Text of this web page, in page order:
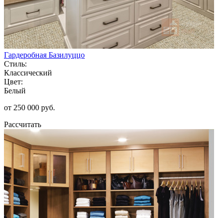
Гардеробная Базилуццо
Стиль:
Классический
Цвет:
Белый
от 250 000 руб.
Рассчитать